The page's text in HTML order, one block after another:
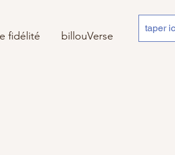
fidélité billouVerse